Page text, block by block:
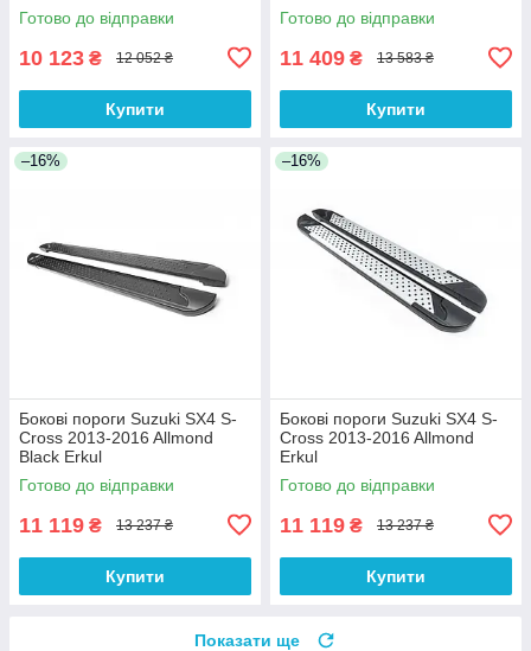
Готово до відправки
10 123 ₴ 12 052 ₴
Купити
Готово до відправки
11 409 ₴ 13 583 ₴
Купити
–16%
Бокові пороги Suzuki SX4 S-
Cross 2013-2016 Allmond
Black Erkul
Готово до відправки
11 119 ₴ 13 237 ₴
Купити
–16%
Бокові пороги Suzuki SX4 S-
Cross 2013-2016 Allmond
Erkul
Готово до відправки
11 119 ₴ 13 237 ₴
Купити
Показати ще